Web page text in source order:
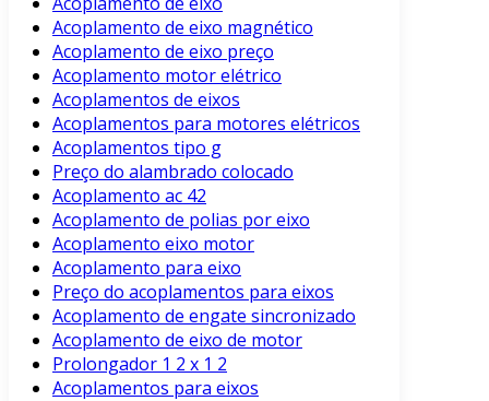
Acoplamento de eixo magnético
Acoplamento de eixo preço
Acoplamento motor elétrico
Acoplamentos de eixos
Acoplamentos para motores elétricos
Acoplamentos tipo g
Preço do alambrado colocado
Acoplamento ac 42
Acoplamento de polias por eixo
Acoplamento eixo motor
Acoplamento para eixo
Preço do acoplamentos para eixos
Acoplamento de engate sincronizado
Acoplamento de eixo de motor
Prolongador 1 2 x 1 2
Acoplamentos para eixos